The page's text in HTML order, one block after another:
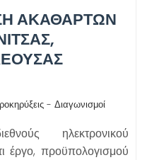
ΑΚΑΘΑΡΤΩΝ
- Διαγωνισμοί
ηλεκτρονικού
έργο, προϋπολογισμού